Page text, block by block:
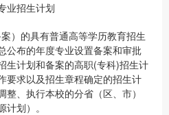
招生计划
的具有普通高等学历教育招生
公布的年度专业设置备案和审批
生计划和备案的高职(专科)招生计
要求以及招生章程确定的招生计
、执行本校的分省（区、市）
划）。